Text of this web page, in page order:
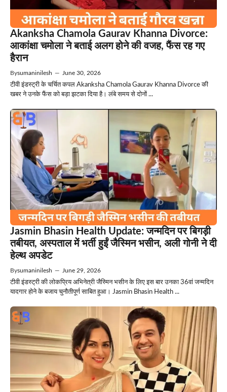
Akanksha Chamola Gaurav Khanna Divorce:
आकांक्षा चमोला ने बताई अलग होने की वजह, फैंस रह गए
हैरान
Bysumaninilesh — June 30, 2026
टीवी इंडस्ट्री के चर्चित कपल Akanksha Chamola Gaurav Khanna Divorce की
खबर ने उनके फैंस को बड़ा झटका दिया है। लंबे समय से दोनों ...
Jasmin Bhasin Health Update: जन्मदिन पर बिगड़ी
तबीयत, अस्पताल में भर्ती हुईं जैस्मिन भसीन, अली गोनी ने दी
हेल्थ अपडेट
Bysumaninilesh — June 29, 2026
टीवी इंडस्ट्री की लोकप्रिय अभिनेत्री जैस्मिन भसीन के लिए इस बार उनका 36वां जन्मदिन
यादगार होने के बजाय चुनौतीपूर्ण साबित हुआ। Jasmin Bhasin Health ...